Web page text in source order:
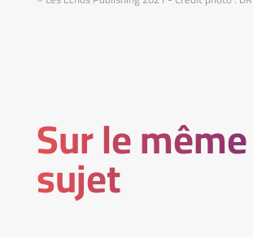
Sur le même
sujet